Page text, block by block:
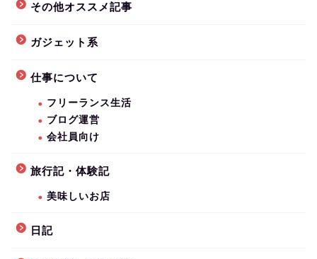
その他オススメ記事
ガジェット系
仕事について
フリーランス生活
ブログ運営
会社員向け
旅行記・体験記
美味しいお店
日記